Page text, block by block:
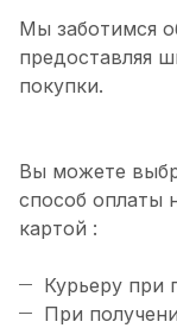
Мы заботимся
предоставляя
покупки.
Вы можете
способ оплаты
картой :
Курьеру при
При